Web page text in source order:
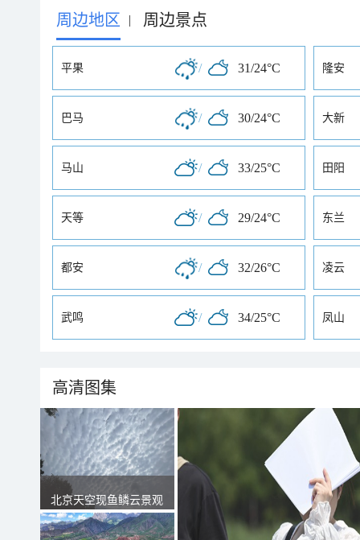
周边地区 | 周边景点
平果 / 31/24°C 隆安
巴马 / 30/24°C 大新
马山 / 33/25°C 田阳
天等 / 29/24°C 东兰
都安 / 32/26°C 凌云
武鸣 / 34/25°C 凤山
高清图集
北京天空现鱼鳞云景观